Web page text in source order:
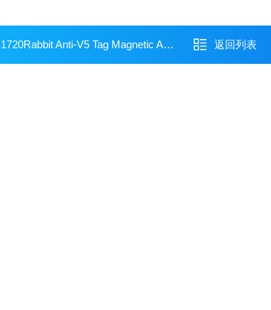
Anti-V5 Tag Magnetic Agarose 返回列表